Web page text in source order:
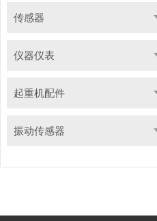
传感器
仪器仪表
起重机配件
振动传感器